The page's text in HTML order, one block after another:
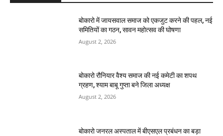
बोकारो में जायसवाल समाज को एकजुट करने की पहल, नई
समितियों का गठन, सावन महोत्सव की घोषणा
August 2, 2026
बोकारो रौनियार वैश्य समाज की नई कमेटी का शपथ
ग्रहण, श्याम बाबू गुप्ता बने जिला अध्यक्ष
August 2, 2026
बोकारो जनरल अस्पताल में बीएसएल प्रबंधन का बड़ा